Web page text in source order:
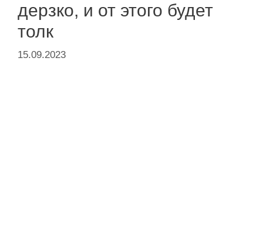
дерзко, и от этого будет
толк
15.09.2023